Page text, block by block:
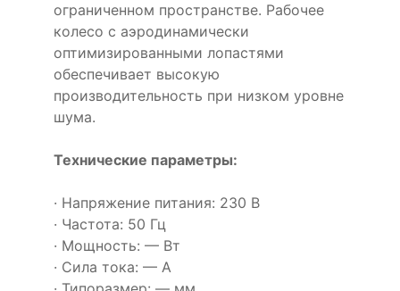
ограниченном пространстве. Рабочее
колесо с аэродинамически
оптимизированными лопастями
обеспечивает высокую
производительность при низком уровне
шума.
Технические параметры:
· Напряжение питания: 230 В
· Частота: 50 Гц
· Мощность: — Вт
· Сила тока: — А